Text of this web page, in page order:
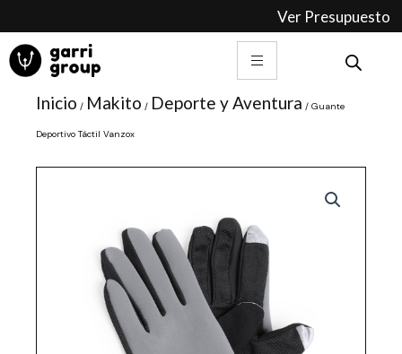
contenido
Ver Presupuesto
Inicio / Makito / Deporte y Aventura / Guante
Deportivo Táctil Vanzox